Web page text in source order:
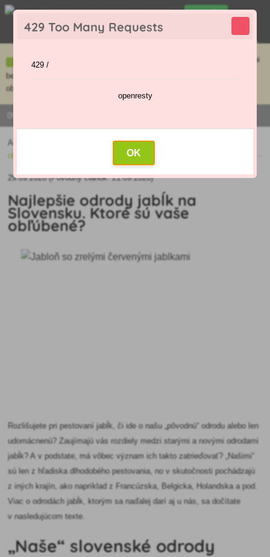
429 Too Many Requests
429 /
openresty
OK
Ceny uvedené na e-shope sa môžu líšiť od cien v kamennej predajni
bez objednávky. Tovar skladom pripravíme do 30 min na základe
objednávky. Predajňa je v sobotu zatvorená.
Menu
Aktuality
Najlepšie odrody jabĺk na Slovensku. Ktoré sú vaše
obľúbené?
29.09.2020 (Pôvodný článok: 21.09.2020)
Najlepšie odrody jabĺk na
Slovensku. Ktoré sú vaše
obľúbené?
Rozlišujete pri pestovaní jabĺk, či ide o našu „pôvodnú“ odrodu alebo len
udomácnenú? Zaujímajú vás rozdiely medzi starými a novými odrodami
jabĺk? A v podstate, má vôbec význam ich takto zatrieďovať? „Našimi“
sú len z hľadiska dlhodobého pestovania, no v skutočnosti pochádzajú
z iných krajín, ako napríklad z Francúzska, Belgicka, Holandska a pod.
Viac o odrodách jabĺk, ktorým sa naďalej darí aj u nás, sa dočítate
v nasledujúcom texte.
„Naše“ slovenské odrody